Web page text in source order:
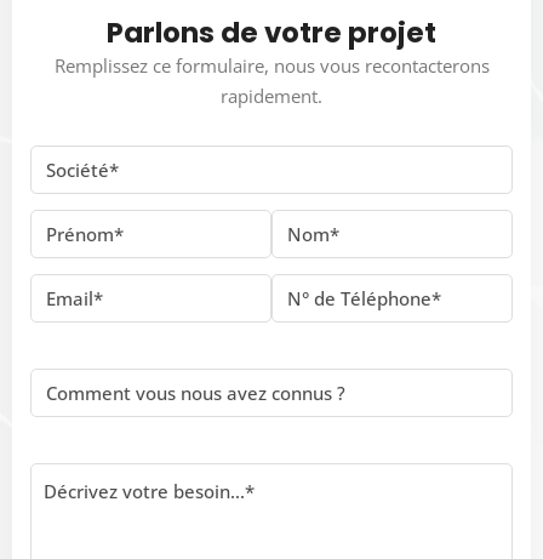
Parlons de votre projet
Remplissez ce formulaire, nous vous recontacterons
rapidement.